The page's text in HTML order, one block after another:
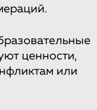
ценности,
или